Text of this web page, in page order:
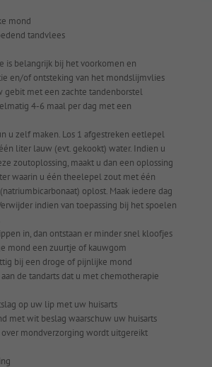
mond
tandvlees
is belangrijk bij het voorkomen en
en/of ontsteking van het mondslijmvlies
gebit met een zachte tandenborstel
4-6 maal per dag met een
u zelf maken. Los 1 afgestreken eetlepel
liter lauw (evt. gekookt) water. Indien u
zoutoplossing, maakt u dan een oplossing
waarin u één theelepel zout met één
oplost. Maak iedere dag
indien van toepassing bij het spoelen
in, dan ontstaan er minder snel kloofjes
mond een zuurtje of kauwgom
bij een droge of pijnlijke mond
de tandarts dat u met chemotherapie
op uw lip met uw huisarts
met wit beslag waarschuw uw huisarts
mondverzorging wordt uitgereikt